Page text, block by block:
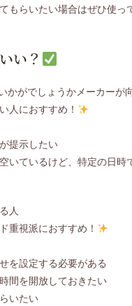
もらいたい場合はぜひ使っ
い？
かがでしょうかメーカーが
人におすすめ！
提示したい
いているけど、特定の日時
人
重視派におすすめ！
を設定する必要がある
間を開放しておきたい
いたい